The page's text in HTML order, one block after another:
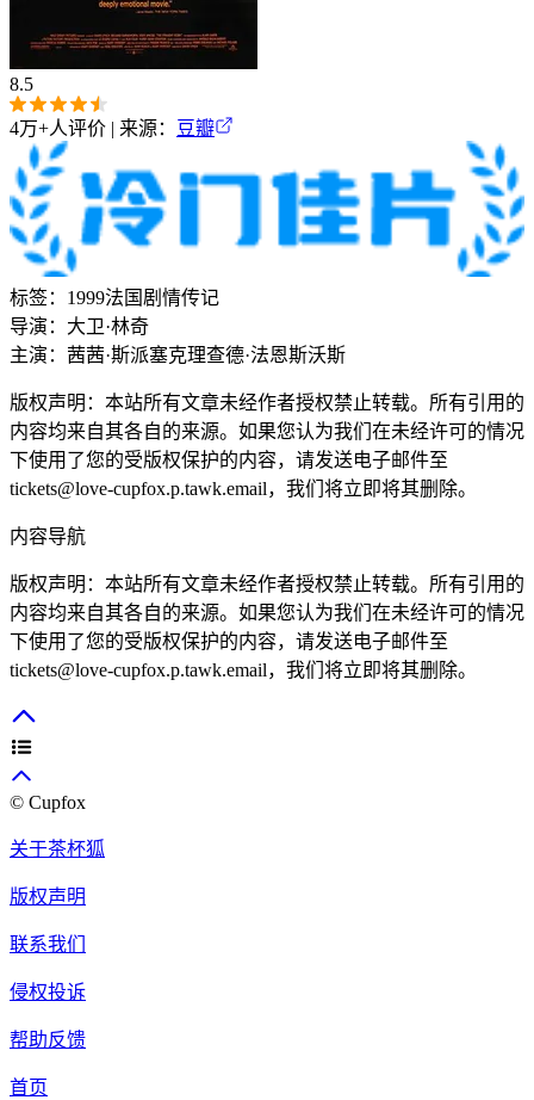
8.5
4万+人评价 | 来源： 豆瓣
标签： 1999法国 剧情传记
导演： 大卫·林奇
主演： 茜茜·斯派塞克理查德·法恩斯沃斯
版权声明：本站所有文章未经作者授权禁止转载。所有引用的
内容均来自其各自的来源。如果您认为我们在未经许可的情况
下使用了您的受版权保护的内容，请发送电子邮件至
tickets@love-cupfox.p.tawk.email，我们将立即将其删除。
内容导航
版权声明：本站所有文章未经作者授权禁止转载。所有引用的
内容均来自其各自的来源。如果您认为我们在未经许可的情况
下使用了您的受版权保护的内容，请发送电子邮件至
tickets@love-cupfox.p.tawk.email，我们将立即将其删除。
© Cupfox
关于茶杯狐
版权声明
联系我们
侵权投诉
帮助反馈
首页